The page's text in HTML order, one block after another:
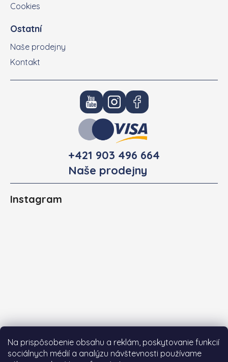
Na prispôsobenie obsahu a reklám, poskytovanie funkcií
sociálnych médií a analýzu návštevnosti používame
Cookies
Ostatní
Naše prodejny
Kontakt
+421 903 496 664
Naše prodejny
Instagram